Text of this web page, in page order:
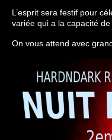
L’esprit sera festif pour
variée qui a la capacité
On vous attend avec